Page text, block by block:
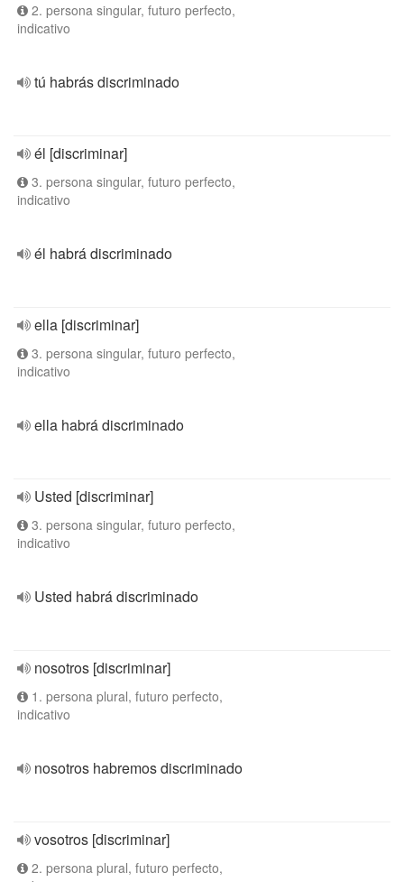
2. persona singular, futuro perfecto,
indicativo
tú habrás discriminado
él [discriminar]
3. persona singular, futuro perfecto,
indicativo
él habrá discriminado
ella [discriminar]
3. persona singular, futuro perfecto,
indicativo
ella habrá discriminado
Usted [discriminar]
3. persona singular, futuro perfecto,
indicativo
Usted habrá discriminado
nosotros [discriminar]
1. persona plural, futuro perfecto,
indicativo
nosotros habremos discriminado
vosotros [discriminar]
2. persona plural, futuro perfecto,